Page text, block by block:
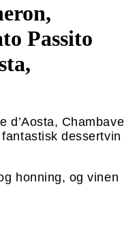
Passito
d’Aosta, Chambave
dessertvin
honning, og vinen